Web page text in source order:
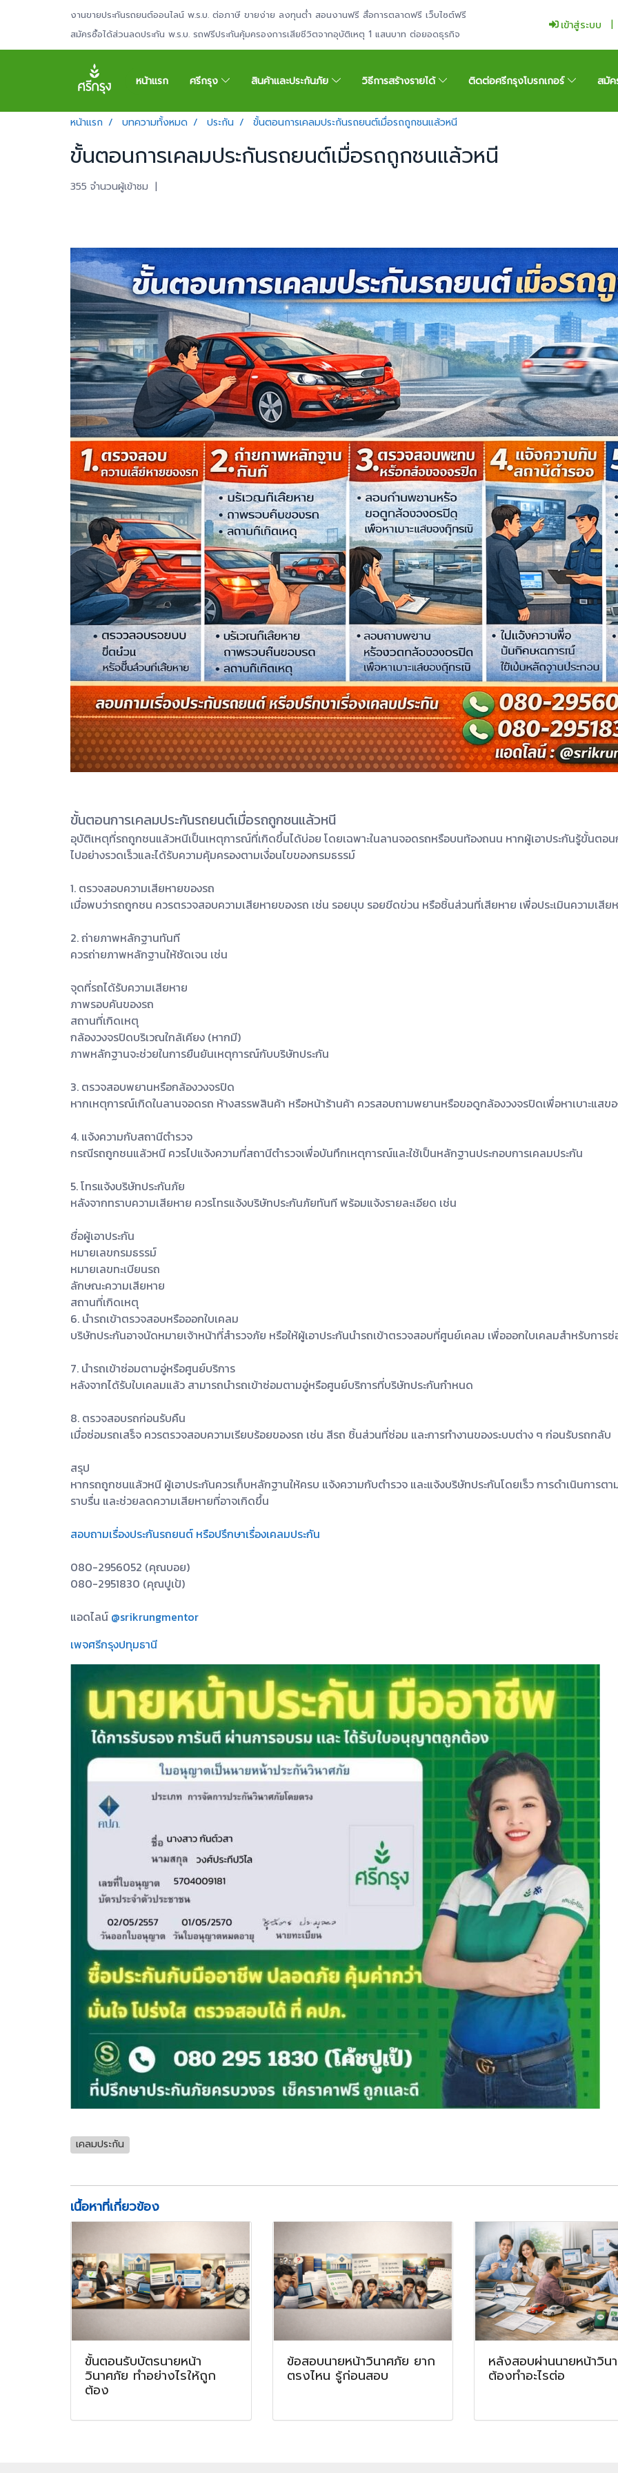
งานขายประกันรถยนต์ออนไลน์ พ.ร.บ. ต่อภาษี ขายง่าย ลงทุนต่ำ สอนงานฟรี สื่อการตลาดฟรี เว็บไซต์ฟรี
สมัครซื้อได้ส่วนลดประกัน พ.ร.บ. รถฟรีประกันคุ้มครองการเสียชีวิตจากอุบัติเหตุ 1 แสนบาท ต่อยอดธุรกิจ
เข้าสู่ระบบ
หน้าแรก ศรีกรุง สินค้าและประกันภัย วิธีการสร้างรายได้ ติดต่อศรีกรุงโบรกเกอร์ สมัค
หน้าแรก บทความทั้งหมด ประกัน ขั้นตอนการเคลมประกันรถยนต์เมื่อรถถูกชนแล้วหนี
ขั้นตอนการเคลมประกันรถยนต์เมื่อรถถูกชนแล้วหนี
355 จำนวนผู้เข้าชม |
ขั้นตอนการเคลมประกันรถยนต์เมื่อรถถูกชนแล้วหนี
อุบัติเหตุที่รถถูกชนแล้วหนีเป็นเหตุการณ์ที่เกิดขึ้นได้บ่อย โดยเฉพาะในลานจอดรถหรือบนท้องถนน หากผู้เอาประกันรู้ขั้นตอน
ไปอย่างรวดเร็วและได้รับความคุ้มครองตามเงื่อนไขของกรมธรรม์
1. ตรวจสอบความเสียหายของรถ
เมื่อพบว่ารถถูกชน ควรตรวจสอบความเสียหายของรถ เช่น รอยบุบ รอยขีดข่วน หรือชิ้นส่วนที่เสียหาย เพื่อประเมินความเสีย
2. ถ่ายภาพหลักฐานทันที
ควรถ่ายภาพหลักฐานให้ชัดเจน เช่น
จุดที่รถได้รับความเสียหาย
ภาพรอบคันของรถ
สถานที่เกิดเหตุ
กล้องวงจรปิดบริเวณใกล้เคียง (หากมี)
ภาพหลักฐานจะช่วยในการยืนยันเหตุการณ์กับบริษัทประกัน
3. ตรวจสอบพยานหรือกล้องวงจรปิด
หากเหตุการณ์เกิดในลานจอดรถ ห้างสรรพสินค้า หรือหน้าร้านค้า ควรสอบถามพยานหรือขอดูกล้องวงจรปิดเพื่อหาเบาะแส
4. แจ้งความกับสถานีตำรวจ
กรณีรถถูกชนแล้วหนี ควรไปแจ้งความที่สถานีตำรวจเพื่อบันทึกเหตุการณ์และใช้เป็นหลักฐานประกอบการเคลมประกัน
5. โทรแจ้งบริษัทประกันภัย
หลังจากทราบความเสียหาย ควรโทรแจ้งบริษัทประกันภัยทันที พร้อมแจ้งรายละเอียด เช่น
ชื่อผู้เอาประกัน
หมายเลขกรมธรรม์
หมายเลขทะเบียนรถ
ลักษณะความเสียหาย
สถานที่เกิดเหตุ
6. นำรถเข้าตรวจสอบหรือออกใบเคลม
บริษัทประกันอาจนัดหมายเจ้าหน้าที่สำรวจภัย หรือให้ผู้เอาประกันนำรถเข้าตรวจสอบที่ศูนย์เคลม เพื่อออกใบเคลมสำหรับการซ่
7. นำรถเข้าซ่อมตามอู่หรือศูนย์บริการ
หลังจากได้รับใบเคลมแล้ว สามารถนำรถเข้าซ่อมตามอู่หรือศูนย์บริการที่บริษัทประกันกำหนด
8. ตรวจสอบรถก่อนรับคืน
เมื่อซ่อมรถเสร็จ ควรตรวจสอบความเรียบร้อยของรถ เช่น สีรถ ชิ้นส่วนที่ซ่อม และการทำงานของระบบต่าง ๆ ก่อนรับรถกลับ
สรุป
หากรถถูกชนแล้วหนี ผู้เอาประกันควรเก็บหลักฐานให้ครบ แจ้งความกับตำรวจ และแจ้งบริษัทประกันโดยเร็ว การดำเนินการต
ราบรื่น และช่วยลดความเสียหายที่อาจเกิดขึ้น
สอบถามเรื่องประกันรถยนต์ หรือปรึกษาเรื่องเคลมประกัน
080-2956052 (คุณบอย)
080-2951830 (คุณปูเป้)
แอดไลน์ @srikrungmentor
เพจศรีกรุงปทุมธานี
เคลมประกัน
เนื้อหาที่เกี่ยวข้อง
ขั้นตอนรับบัตรนายหน้า
วินาศภัย ทำอย่างไรให้ถูก
ต้อง
ข้อสอบนายหน้าวินาศภัย ยาก
ตรงไหน รู้ก่อนสอบ
หลังสอบผ่านนายหน้าวิน
ต้องทำอะไรต่อ